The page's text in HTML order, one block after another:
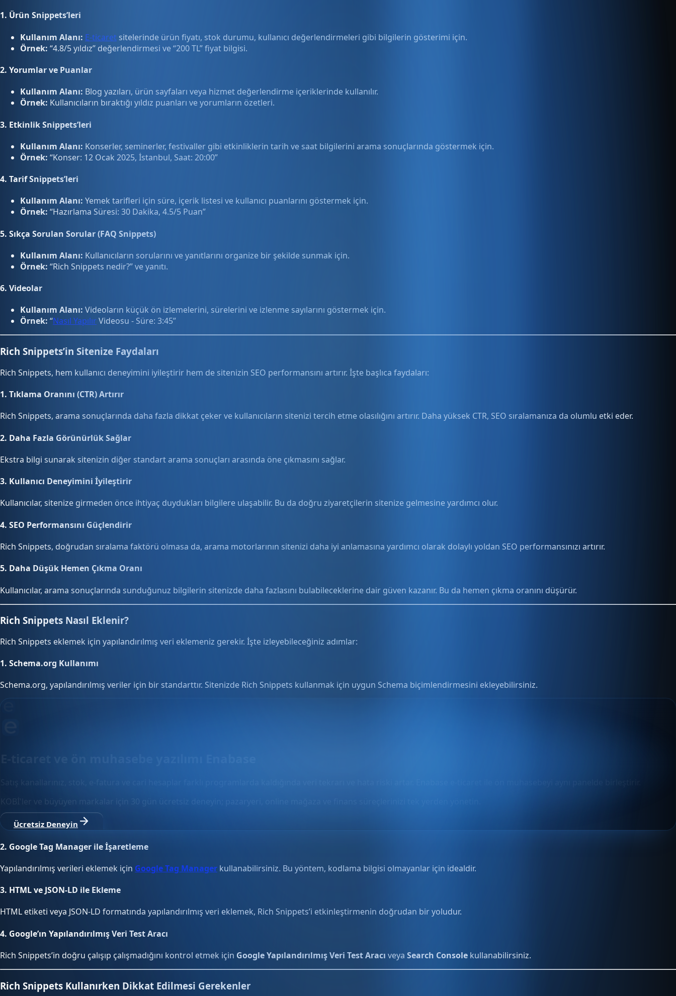
1. Ürün Snippets’leri
Kullanım Alanı: E-ticaret sitelerinde ürün fiyatı, stok durumu, kullanıcı değerlendirmeleri gibi bilgilerin gösterimi için.
Örnek: “4.8/5 yıldız” değerlendirmesi ve “200 TL” fiyat bilgisi.
2. Yorumlar ve Puanlar
Kullanım Alanı: Blog yazıları, ürün sayfaları veya hizmet değerlendirme içeriklerinde kullanılır.
Örnek: Kullanıcıların bıraktığı yıldız puanları ve yorumların özetleri.
3. Etkinlik Snippets’leri
Kullanım Alanı: Konserler, seminerler, festivaller gibi etkinliklerin tarih ve saat bilgilerini arama sonuçlarında göstermek için.
Örnek: “Konser: 12 Ocak 2025, İstanbul, Saat: 20:00”
4. Tarif Snippets’leri
Kullanım Alanı: Yemek tarifleri için süre, içerik listesi ve kullanıcı puanlarını göstermek için.
Örnek: “Hazırlama Süresi: 30 Dakika, 4.5/5 Puan”
5. Sıkça Sorulan Sorular (FAQ Snippets)
Kullanım Alanı: Kullanıcıların sorularını ve yanıtlarını organize bir şekilde sunmak için.
Örnek: “Rich Snippets nedir?” ve yanıtı.
6. Videolar
Kullanım Alanı: Videoların küçük ön izlemelerini, sürelerini ve izlenme sayılarını göstermek için.
Örnek: “Nasıl YapılırVideosu - Süre: 3:45”
Rich Snippets’in Sitenize Faydaları
Rich Snippets, hem kullanıcı deneyimini iyileştirir hem de sitenizin SEO performansını artırır. İşte başlıca faydaları:
1. Tıklama Oranını (CTR) Artırır
Rich Snippets, arama sonuçlarında daha fazla dikkat çeker ve kullanıcıların sitenizi tercih etme olasılığını artırır. Daha yüksek CTR, SEO sıralamanıza da olumlu etki eder.
2. Daha Fazla Görünürlük Sağlar
Ekstra bilgi sunarak sitenizin diğer standart arama sonuçları arasında öne çıkmasını sağlar.
3. Kullanıcı Deneyimini İyileştirir
Kullanıcılar, sitenize girmeden önce ihtiyaç duydukları bilgilere ulaşabilir. Bu da doğru ziyaretçilerin sitenize gelmesine yardımcı olur.
4. SEO Performansını Güçlendirir
Rich Snippets, doğrudan sıralama faktörü olmasa da, arama motorlarının sitenizi daha iyi anlamasına yardımcı olarak dolaylı yoldan SEO performansınızı artırır.
5. Daha Düşük Hemen Çıkma Oranı
Kullanıcılar, arama sonuçlarında sunduğunuz bilgilerin sitenizde daha fazlasını bulabileceklerine dair güven kazanır. Bu da hemen çıkma oranını düşürür.
Rich Snippets Nasıl Eklenir?
Rich Snippets eklemek için yapılandırılmış veri eklemeniz gerekir. İşte izleyebileceğiniz adımlar:
1. Schema.org Kullanımı
Schema.org, yapılandırılmış veriler için bir standarttır. Sitenizde Rich Snippets kullanmak için uygun Schema biçimlendirmesini ekleyebilirsiniz.
KOBİ'ler ve büyüyen markalar için 30 gün ücretsiz deneyin; pazaryeri, online mağaza ve finans süreçlerinizi tek yerden yönetin.
Ücretsiz Deneyin
2. Google Tag Manager ile İşaretleme
Yapılandırılmış verileri eklemek için Google Tag Manager kullanabilirsiniz. Bu yöntem, kodlama bilgisi olmayanlar için idealdir.
3. HTML ve JSON-LD ile Ekleme
HTML etiketi veya JSON-LD formatında yapılandırılmış veri eklemek, Rich Snippets’i etkinleştirmenin doğrudan bir yoludur.
4. Google’ın Yapılandırılmış Veri Test Aracı
Rich Snippets’in doğru çalışıp çalışmadığını kontrol etmek için Google Yapılandırılmış Veri Test Aracı veya Search Console kullanabilirsiniz.
Rich Snippets Kullanırken Dikkat Edilmesi Gerekenler